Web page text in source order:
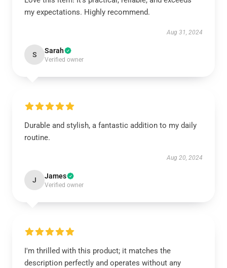
my expectations. Highly recommend.
Aug 31, 2024
S Sarah
Verified owner
Durable and stylish, a fantastic addition to my daily
routine.
Aug 20, 2024
J James
Verified owner
I'm thrilled with this product; it matches the
description perfectly and operates without any